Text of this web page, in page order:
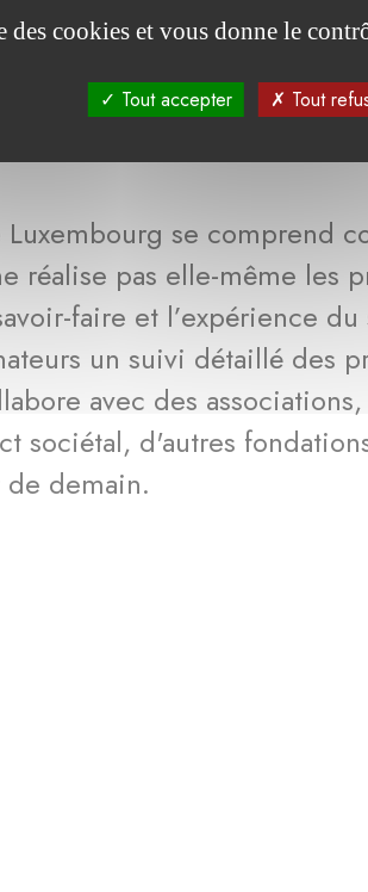
Luxembourg se comprend
réalise pas elle-même les
faire et l’expérience
un suivi détaillé des
avec des
sociétal, d'autres
de demain.
des cookies et vous donne le
Tout accepter Tout